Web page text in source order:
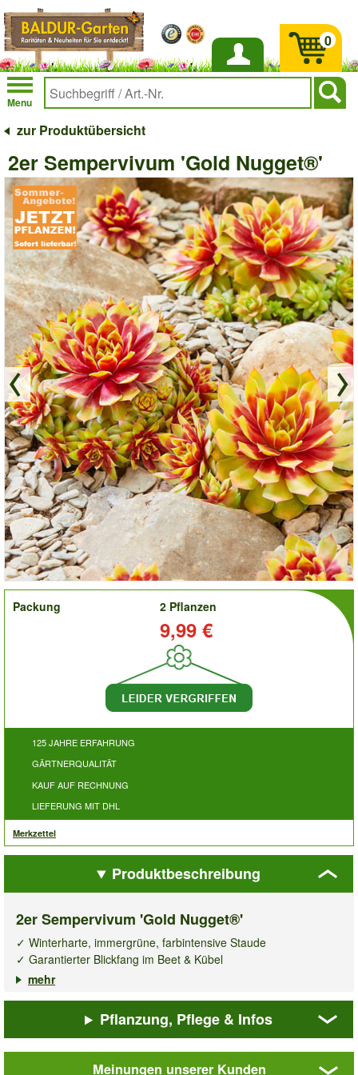
Anmelden
Menu
0
zur Produktübersicht
2er Sempervivum 'Gold Nugget®'
order
Packung
2 Pflanzen
9,99 €
125 JAHRE ERFAHRUNG
GÄRTNERQUALITÄT
KAUF AUF RECHNUNG
LIEFERUNG MIT DHL
Merkzettel
Produktbeschreibung
2er Sempervivum 'Gold Nugget®'
✓ Winterharte, immergrüne, farbintensive Staude
✓ Garantierter Blickfang im Beet & Kübel
✓ Pflegeleicht & trockenheitsverträglich
Ein bekannter Züchter aus Amerika hat die wunderschöne
NeuzüchtungSempervivum Gold Nugget®auf den Markt
gebracht! Die goldgelbe, mit orangeroten Flammen versehene,
winterharte Staude gehört zu den Sukkulenten und ist ein
mehr
Pflanzung, Pflege & Infos
Meinungen unserer Kunden